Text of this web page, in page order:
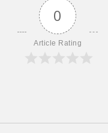
0
Article Rating